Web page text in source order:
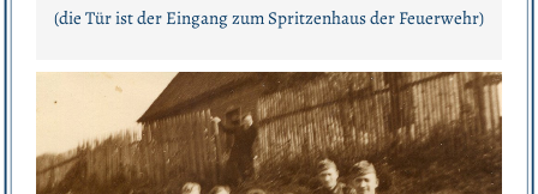
(die Tür ist der Eingang zum Spritzenhaus der Feuerwehr)